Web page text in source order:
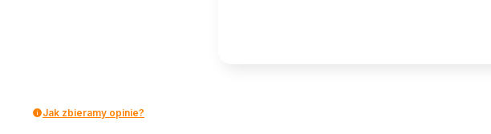
Jak zbieramy opinie?